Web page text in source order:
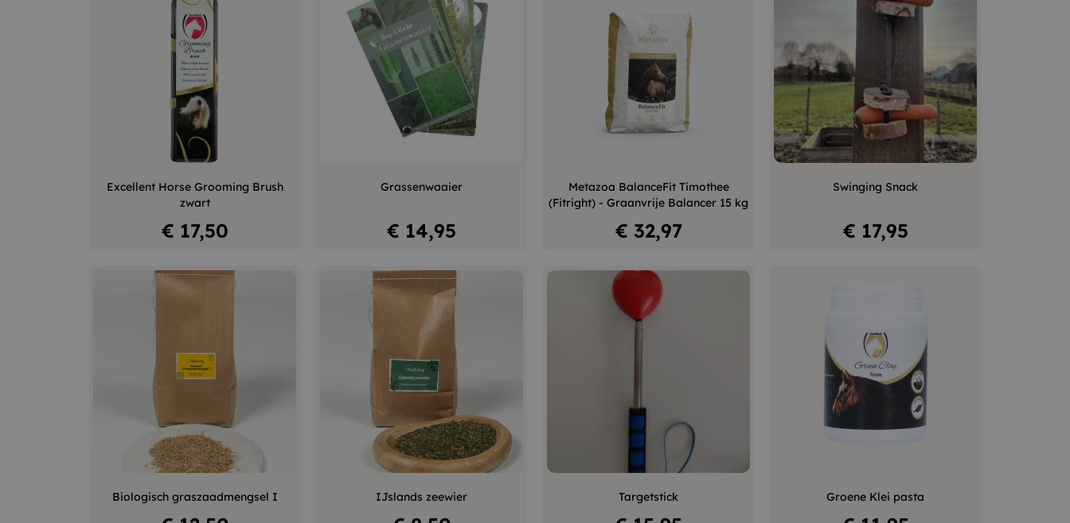
Excellent Horse Grooming Brush
zwart
Prijs
€ 17,50
In winkelwagen
Grassenwaaier
Prijs
€ 14,95
Metazoa BalanceFit Timothee
(Fitright) - Graanvrije Balancer 15 kg
Prijs
€ 32,97
In winkelwagen
Swinging Snack
Prijs
€ 17,95
– +
Biologisch graszaadmengsel I
In winkelwagen
IJslands zeewier
+
In winkelwagen
Targetstick
rood
In winkelwagen
Groene Klei pasta
Niet op voorraad